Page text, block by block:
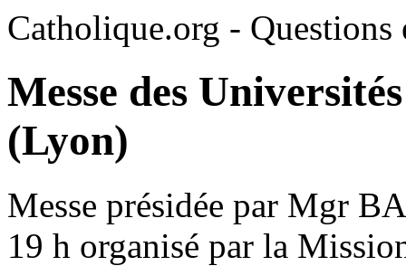
Catholique.org - Questions
Messe des
(Lyon)
Messe présidée par Mgr
19 h organisé par la